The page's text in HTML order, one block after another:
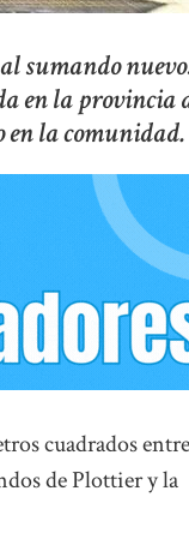
sumando
en la provincia
en la comunidad.
cuadrados entre
de Plottier y la